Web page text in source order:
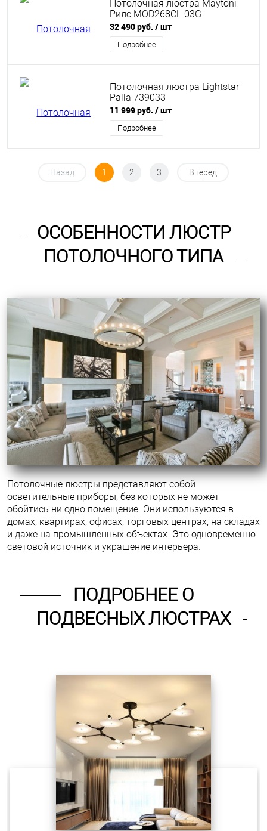
Потолочная люстра Maytoni
Рилс MOD268CL-03G
32 490 руб. / шт
Подробнее
Потолочная люстра Lightstar
Palla 739033
11 999 руб. / шт
Подробнее
Назад 1 2 3 Вперед
ОСОБЕННОСТИ ЛЮСТР
ПОТОЛОЧНОГО ТИПА
Потолочные люстры представляют собой
осветительные приборы, без которых не может
обойтись ни одно помещение. Они используются в
домах, квартирах, офисах, торговых центрах, на складах
и даже на промышленных объектах. Это одновременно
световой источник и украшение интерьера.
ПОДРОБНЕЕ О
ПОДВЕСНЫХ ЛЮСТРАХ